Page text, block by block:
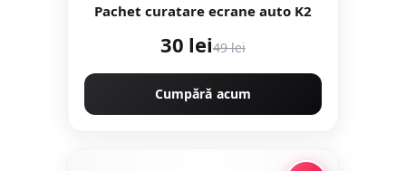
Pachet curatare ecrane auto K2
30 lei49 lei
Cumpără acum